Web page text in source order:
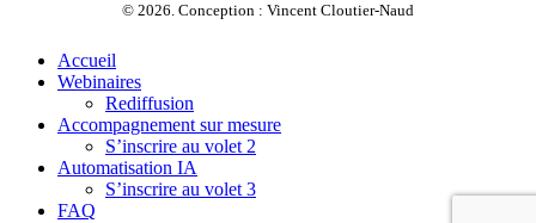
© 2026. Conception : Vincent Cloutier-Naud
Close
Menu
Accueil
Webinaires
Rediffusion
Accompagnement sur mesure
S’inscrire au volet 2
Automatisation IA
S’inscrire au volet 3
FAQ